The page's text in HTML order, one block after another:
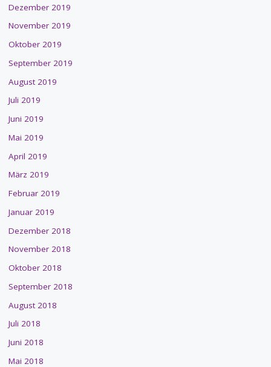
Dezember 2019
November 2019
Oktober 2019
September 2019
August 2019
Juli 2019
Juni 2019
Mai 2019
April 2019
März 2019
Februar 2019
Januar 2019
Dezember 2018
November 2018
Oktober 2018
September 2018
August 2018
Juli 2018
Juni 2018
Mai 2018